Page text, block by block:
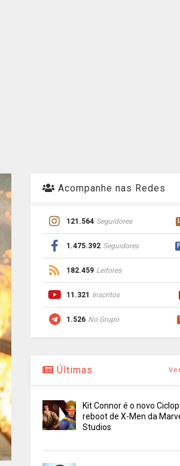
Acompanhe nas Redes
121.564 Seguidores
1.475.392 Seguidores
182.459 Leitores
11.321 Inscritos
1.526 No Grupo
Últimas
Kit Connor é o novo
reboot de X-Men da
Studios